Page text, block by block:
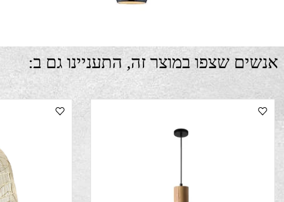
שצפו במוצר זה, התעניינו גם ב: